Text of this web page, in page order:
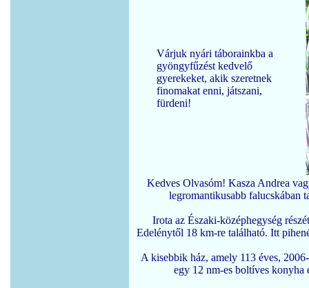
Várjuk nyári táborainkba a
gyöngyfűzést kedvelő
gyerekeket, akik szeretnek
finomakat enni, játszani,
fürdeni!
Kedves Olvasóm! Kasza Andrea
legromantikusabb falucskában
Irota az Északi-középhegység
Edelénytől 18 km-re található. Itt
A kisebbik ház, amely 113 éves,
egy 12 nm-es boltíves konyha